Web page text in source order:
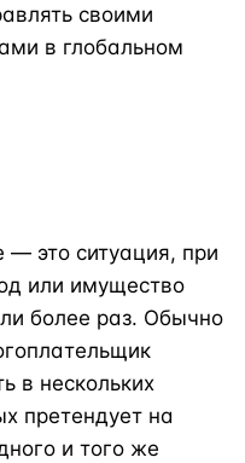
своими
в глобальном
это ситуация, при
или имущество
более раз. Обычно
в нескольких
претендует на
и того же